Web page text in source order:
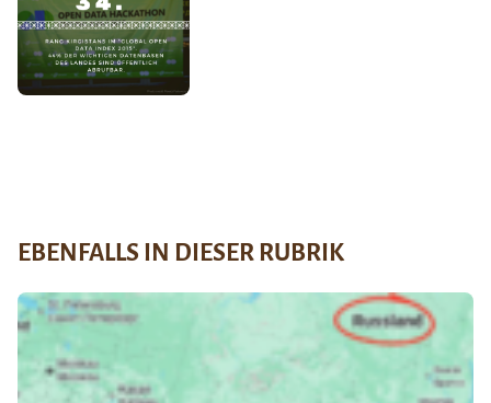
EBENFALLS IN DIESER RUBRIK